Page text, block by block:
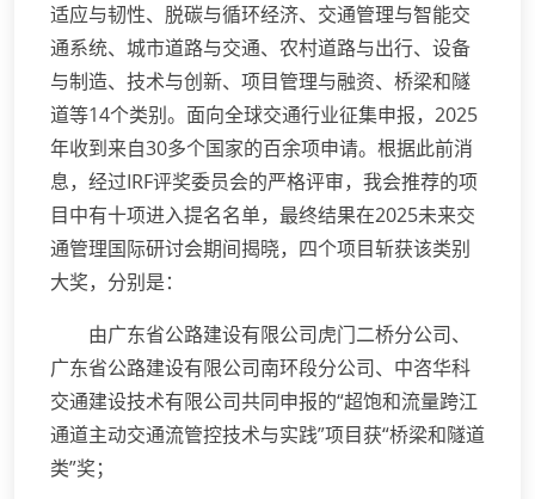
适应与韧性、脱碳与循环经济、交通管理与智能交
通系统、城市道路与交通、农村道路与出行、设备
与制造、技术与创新、项目管理与融资、桥梁和隧
道等14个类别。面向全球交通行业征集申报，2025
年收到来自30多个国家的百余项申请。根据此前消
息，经过IRF评奖委员会的严格评审，我会推荐的项
目中有十项进入提名名单，最终结果在2025未来交
通管理国际研讨会期间揭晓，四个项目斩获该类别
大奖，分别是：
由广东省公路建设有限公司虎门二桥分公司、
广东省公路建设有限公司南环段分公司、中咨华科
交通建设技术有限公司共同申报的“超饱和流量跨江
通道主动交通流管控技术与实践”项目获“桥梁和隧道
类”奖；